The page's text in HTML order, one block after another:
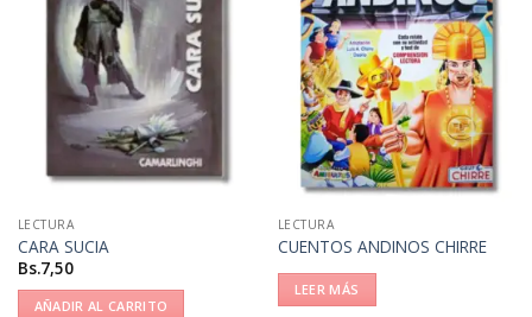
LECTURA
CARA SUCIA
Bs.7,50
AÑADIR AL CARRITO
LECTURA
CUENTOS ANDINOS CHIRRE
LEER MÁS